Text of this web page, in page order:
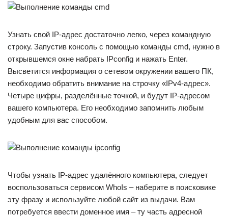
Узнать свой IP-адрес достаточно легко, через командную
строку. Запустив консоль с помощью команды cmd, нужно в
открывшемся окне набрать IPconfig и нажать Enter.
Высветится информация о сетевом окружении вашего ПК,
необходимо обратить внимание на строчку «IPv4-адрес».
Четыре цифры, разделённые точкой, и будут IP-адресом
вашего компьютера. Его необходимо запомнить любым
удобным для вас способом.
Чтобы узнать IP-адрес удалённого компьютера, следует
воспользоваться сервисом WhoIs – наберите в поисковике
эту фразу и используйте любой сайт из выдачи. Вам
потребуется ввести доменное имя – ту часть адресной